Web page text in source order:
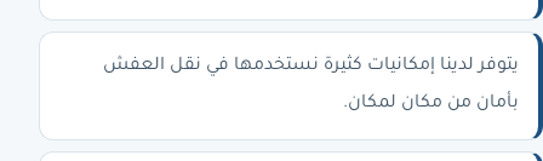
يتوفر لدينا إمكانيات كثيرة نستخدمها في نقل العفش
بأمان من مكان لمكان.